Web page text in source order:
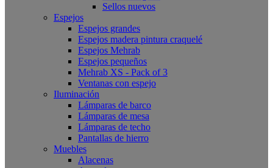
Sellos nuevos
Espejos
Espejos grandes
Espejos madera pintura craquelé
Espejos Mehrab
Espejos pequeños
Mehrab XS - Pack of 3
Ventanas con espejo
Iluminación
Lámparas de barco
Lámparas de mesa
Lámparas de techo
Pantallas de hierro
Muebles
Alacenas